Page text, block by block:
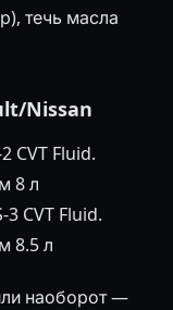
течь масла
Nissan
CVT Fluid.
8 л
3 CVT Fluid.
8.5 л
наоборот —